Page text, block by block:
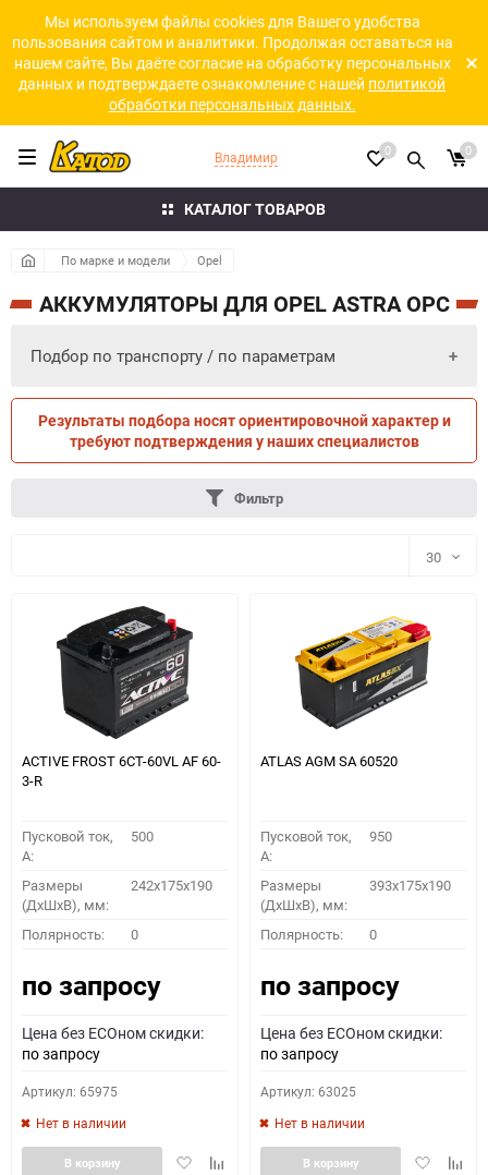
Мы используем файлы cookies для Вашего удобства
пользования сайтом и аналитики. Продолжая оставаться на
нашем сайте, Вы даёте согласие на обработку персональных
данных и подтверждаете ознакомление с нашей политикой
обработки персональных данных.
КАТАЛОГ ТОВАРОВ
Владимир 0 0
По марке и модели Opel
АККУМУЛЯТОРЫ ДЛЯ OPEL ASTRA OPC
Подбор по транспорту / по параметрам
ПО ТРАНСПОРТУ ПО ПАРАМЕТРАМ
ПОДОБРАТЬ
Как определить полярность?
0 - обратная 1 - прямая 3 - обратная 4 - прямая
Результаты подбора носят ориентировочной характер и
требуют подтверждения у наших специалистов
Фильтр
30
30
60
ACTIVE FROST 6СТ-60VL АF 60-
3-R
Пусковой ток,
A:
500
Размеры
(ДхШхВ), мм:
242x175x190
Полярность: 0
по запросу
Цена без ECOном скидки:
по запросу
Артикул: 65975
Нет в наличии
ДобавитьДобавить
В корзину
ATLAS AGM SA 60520
Пусковой ток,
A:
950
Размеры
(ДхШхВ), мм:
393x175x190
Полярность: 0
по запросу
Цена без ECOном скидки:
по запросу
Артикул: 63025
Нет в наличии
Добавить
В корзину